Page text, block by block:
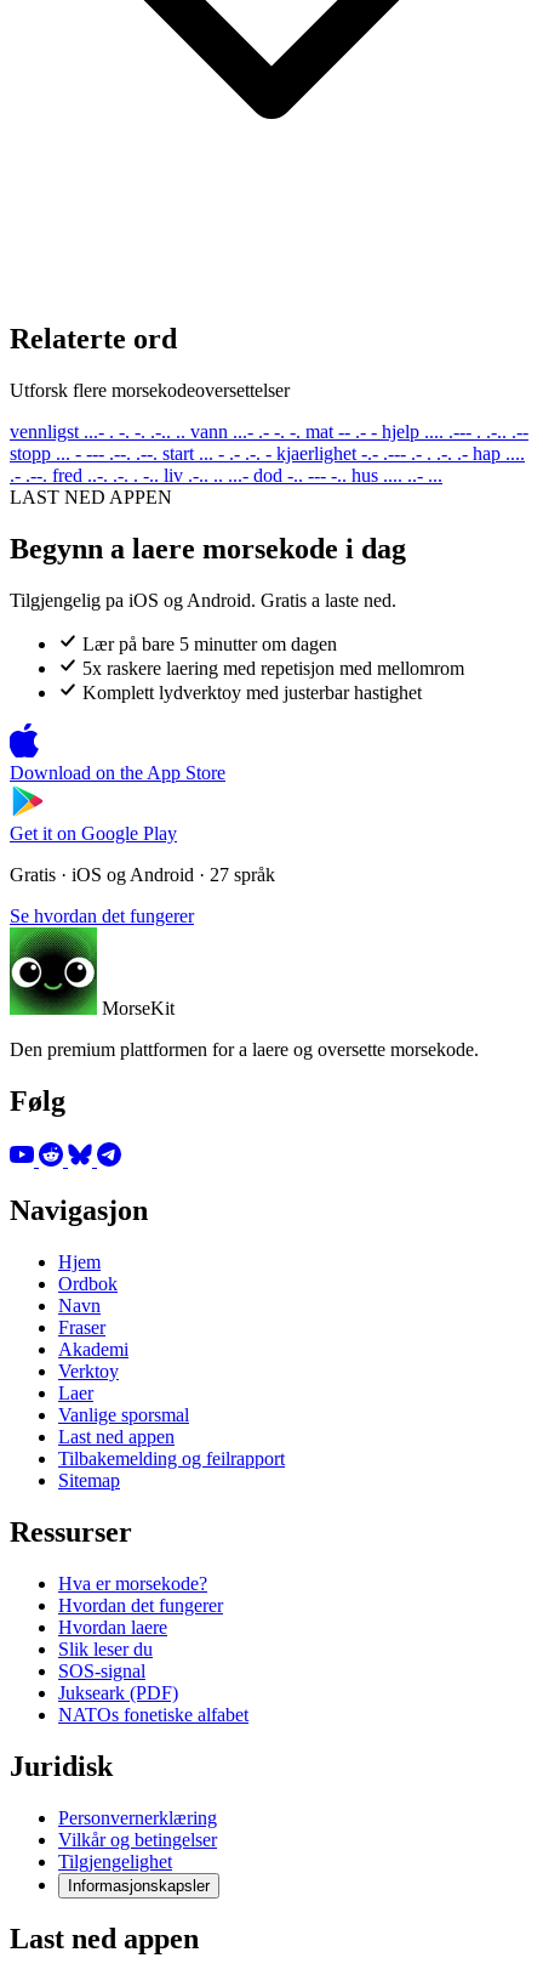
Relaterte ord
Utforsk flere morsekodeoversettelser
vennligst ...- . -. -. .-.. .. vann ...- .- -. -. mat -- .- - hjelp .... .--- . .-.. .--
stopp ... - --- .--. .--. start ... - .- .-. - kjaerlighet -.- .--- .- . .-. .- hap ....
.- .--. fred ..-. .-. . -.. liv .-.. .. ...- dod -.. --- -.. hus .... ..- ...
LAST NED APPEN
Begynn a laere morsekode i dag
Tilgjengelig pa iOS og Android. Gratis a laste ned.
Lær på bare 5 minutter om dagen
5x raskere laering med repetisjon med mellomrom
Komplett lydverktoy med justerbar hastighet
Download on the App Store
Get it on Google Play
Gratis · iOS og Android · 27 språk
Se hvordan det fungerer
MorseKit
Den premium plattformen for a laere og oversette morsekode.
Følg
Navigasjon
Hjem
Ordbok
Navn
Fraser
Akademi
Verktoy
Laer
Vanlige sporsmal
Last ned appen
Tilbakemelding og feilrapport
Sitemap
Ressurser
Hva er morsekode?
Hvordan det fungerer
Hvordan laere
Slik leser du
SOS-signal
Jukseark (PDF)
NATOs fonetiske alfabet
Juridisk
Personvernerklæring
Vilkår og betingelser
Tilgjengelighet
Informasjonskapsler
Last ned appen